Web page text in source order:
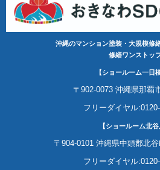
沖縄のマンション塗装・大規模修
修繕ワンストッ
【ショールーム一日
〒902-0073 沖縄県那覇
フリーダイヤル
【ショールーム北谷
〒904-0101 沖縄県中頭郡北
フリーダイヤル